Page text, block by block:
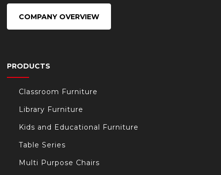
COMPANY OVERVIEW
PRODUCTS
Classroom Furniture
Library Furniture
Kids and Educational Furniture
Table Series
Multi Purpose Chairs